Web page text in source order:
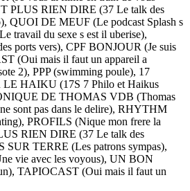
PLUS RIEN DIRE (37 Le talk des
QUOI DE MEUF (Le podcast Splash s
travail du sexe s est il uberise),
ports vers), CPF BONJOUR (Je suis
(Oui mais il faut un appareil a
2), PPP (swimming poule), 17
HAIKU (17S 7 Philo et Haikus
DE THOMAS VDB (Thomas
sont pas dans le delire), RHYTHM
PROFILS (Nique mon frere la
RIEN DIRE (37 Le talk des
SUR TERRE (Les patrons sympas),
vie avec les voyous), UN BON
TAPIOCAST (Oui mais il faut un